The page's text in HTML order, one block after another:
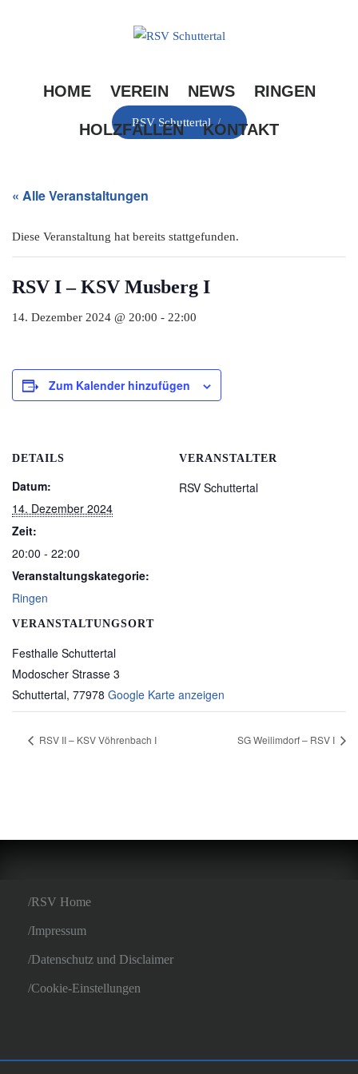
HOME VEREIN NEWS RINGEN
HOLZFÄLLEN KONTAKT
RSV Schuttertal /
« Alle Veranstaltungen
Diese Veranstaltung hat bereits stattgefunden.
RSV I – KSV Musberg I
14. Dezember 2024 @ 20:00 - 22:00
Zum Kalender hinzufügen
DETAILS
Datum:
14. Dezember 2024
Zeit:
20:00 - 22:00
Veranstaltungskategorie:
Ringen
VERANSTALTUNGSORT
Festhalle Schuttertal
Modoscher Strasse 3
Schuttertal, 77978 Google Karte anzeigen
VERANSTALTER
RSV Schuttertal
RSV II – KSV Vöhrenbach I SG Weilimdorf – RSV I
RSV Home
Impressum
Datenschutz und Disclaimer
Cookie-Einstellungen